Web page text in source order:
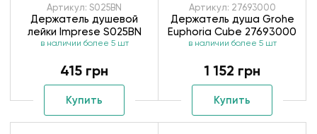
Артикул: S025BN
Держатель душевой
лейки Imprese S025BN
в наличии более 5 шт
415 грн
Купить
Артикул: 27693000
Держатель душа Grohe
Euphoria Cube 27693000
в наличии более 5 шт
1 152 грн
Купить